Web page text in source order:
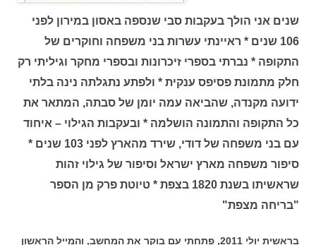
שנים אני הולך בעקבות סבי שנספה באסון במירון לפני
106 שנים * ראיינתי עשרות בני משפחה וחוקרים של
התקופה * נברתי בספרי זיכרונות ובספרי מחקר וגיליתי רק
חלק מתמונת פסיפס ענקית * ולפתע נתגלתה נינה בלתי
ידועה מקנדה, שהביאה עמה יומן של סבתה, המתאר את
כל התקופה והתמונה הושלמה * ובעקבות הגילוי – איחוד
עם בני משפחה של דודי, שירד מהארץ לפני 103 שנים *
סיפור משפחה מארץ ישראל וסיפור של גילוי זהות
שראשיתו בשנת 1820 בצפת * טיוטת פרק מן הספר
"בריחה מצפת"
בראשית יולי 2011, פתחתי עם בוקר את המחשב, והמייל הראשון